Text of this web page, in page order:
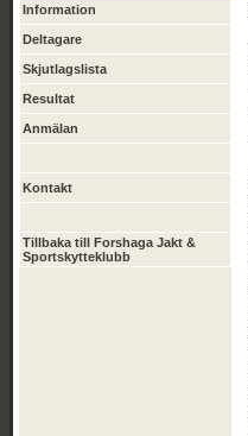
Information
Deltagare
Skjutlagslista
Resultat
Anmälan
Kontakt
Tillbaka till Forshaga Jakt &
Sportskytteklubb